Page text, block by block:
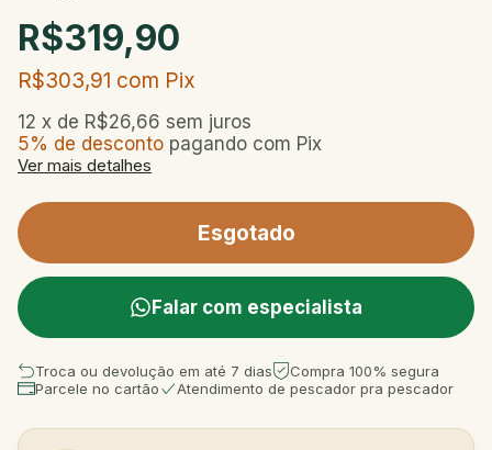
R$319,90
R$303,91 com Pix
12 x de R$26,66 sem juros
5% de desconto pagando com Pix
Ver mais detalhes
Falar com especialista
Troca ou devolução em até 7 dias
Compra 100% segura
Parcele no cartão
Atendimento de pescador pra pescador